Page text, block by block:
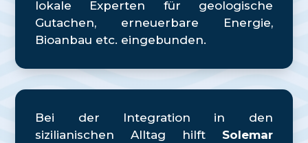
lokale Experten für geologische
Gutachen, erneuerbare Energie,
Bioanbau etc. eingebunden.
Bei der Integration in den
sizilianischen Alltag hilft Solemar